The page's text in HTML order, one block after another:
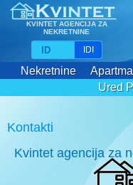
KVINTET AGENCIJA ZA
NEKRETNINE
IDI
Nekretnine
Ured
Kontakti
Kvintet agencija za